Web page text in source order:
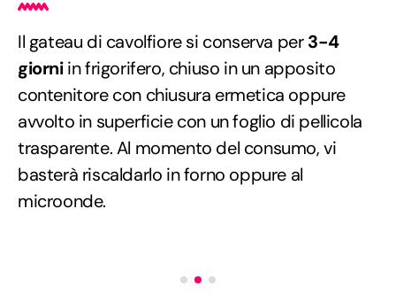
Il gateau di cavolfiore si conserva per3-4
giorniin frigorifero, chiuso in un apposito
contenitore con chiusura ermetica oppure
avvolto in superficie con un foglio di pellicola
trasparente. Al momento del consumo, vi
basterà riscaldarlo in forno oppure al
microonde.